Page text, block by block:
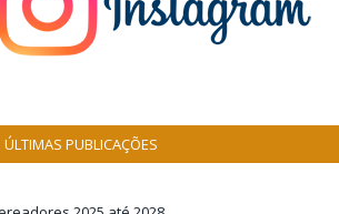
ÚLTIMAS PUBLICAÇÕES